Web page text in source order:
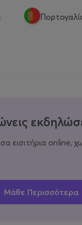
εισιτήρια online,